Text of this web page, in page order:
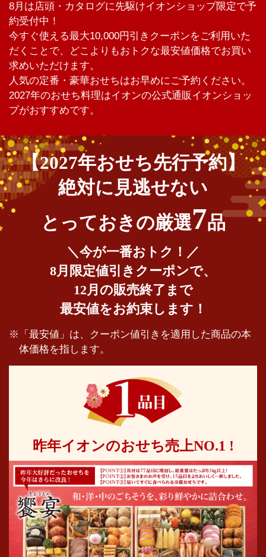
8月は店頭・カタログに先駆けイオンショップ限定で予
約受付中！
今すぐ使える最大10,000円引きクーポンをご利用いた
だくことで、どこよりもおトクな最安値価格でお買い
求めいただけます。
人気の定番・豪華おせちはお早めにご予約ください。
2027年のおせち料理はイオンの公式通販イオンショッ
プがおすすめです。
【2027年おせち先行予約】
絶対に見逃せない
とっておきの厳選7品
＼今が一番おトク！／
8月限定値引きクーポンで、
12月の販売終了まで
最安値をお約束します！
「最安値」は、クーポン値引きを適用した商品の本
体価格を指します。
昨年イオンのおせち売上NO.1 !